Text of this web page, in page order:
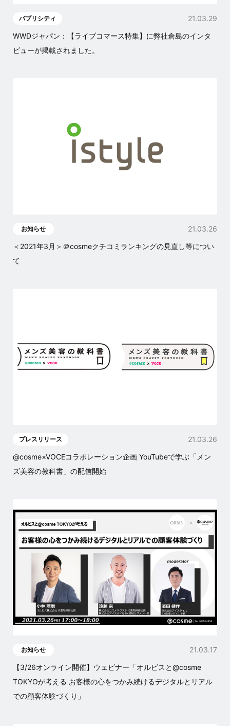
パブリシティ
21.03.29
WWDジャパン：【ライブコマース特集】に弊社倉島のインタ
ビューが掲載されました。
お知らせ
21.03.26
＜2021年3月＞＠cosmeクチコミランキングの見直し等につい
て
プレスリリース
21.03.26
@cosme×VOCEコラボレーション企画 YouTubeで学ぶ「メン
ズ美容の教科書」の配信開始
お知らせ
21.03.17
【3/26オンライン開催】ウェビナー「オルビスと@cosme
TOKYOが考える お客様の心をつかみ続けるデジタルとリアル
での顧客体験づくり」